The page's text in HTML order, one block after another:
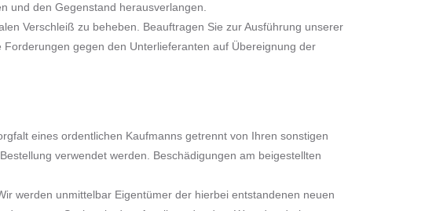
und den Gegenstand herausverlangen.
Verschleiß zu beheben. Beauftragen Sie zur Ausführung unserer
gegen den Unterlieferanten auf Übereignung der
eines ordentlichen Kaufmanns getrennt von Ihren sonstigen
verwendet werden. Beschädigungen am beigestellten
werden unmittelbar Eigentümer der hierbei entstandenen neuen